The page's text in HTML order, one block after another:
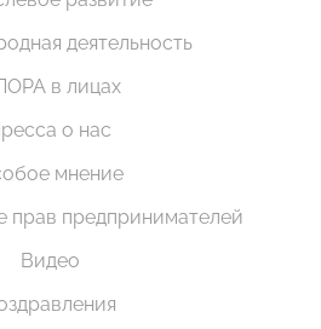
деятельность
в лицах
о нас
мнение
прав предпринимателей
Видео